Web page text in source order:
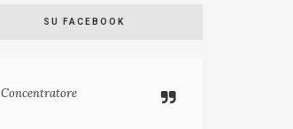
SU FACEBOOK
Concentratore